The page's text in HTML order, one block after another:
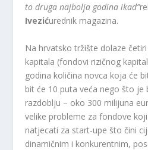
to druga najbolja godina ikad”
Ivezićurednik magazina.
Na hrvatsko tržište dolaze
kapitala (fondovi rizičnog
godina količina novca koja će
bit će 10 puta veća nego što je
razdoblju – oko 300 milijuna
velike probleme za fondove
natjecati za start-upe što čini
dinamičnim i konkurentnim,